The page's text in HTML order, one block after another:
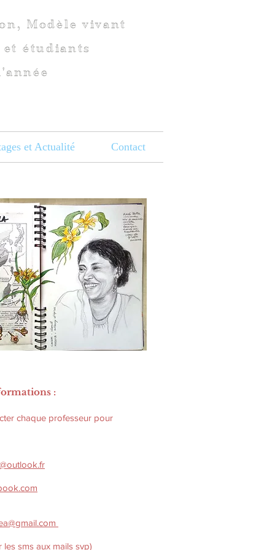
Modèle vivant
et étudiants
et Actualité Contact
:
chaque professeur pour
les sms aux mails svp)